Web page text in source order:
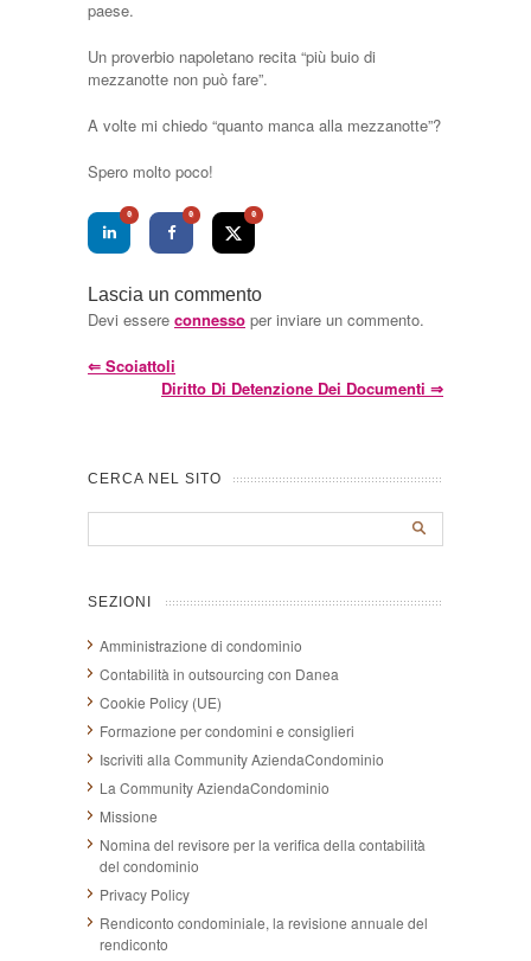
paese.
Un proverbio napoletano recita “più buio di
mezzanotte non può fare”.
A volte mi chiedo “quanto manca alla mezzanotte”?
Spero molto poco!
0 0 0
Lascia un commento
Devi essere connesso per inviare un commento.
⇐ Scoiattoli
Diritto Di Detenzione Dei Documenti ⇒
CERCA NEL SITO
SEZIONI
Amministrazione di condominio
Contabilità in outsourcing con Danea
Cookie Policy (UE)
Formazione per condomini e consiglieri
Iscriviti alla Community AziendaCondominio
La Community AziendaCondominio
Missione
Nomina del revisore per la verifica della contabilità
del condominio
Privacy Policy
Rendiconto condominiale, la revisione annuale del
rendiconto